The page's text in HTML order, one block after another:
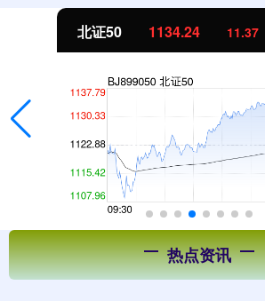
北证50 1134.24 11.37
热点资讯